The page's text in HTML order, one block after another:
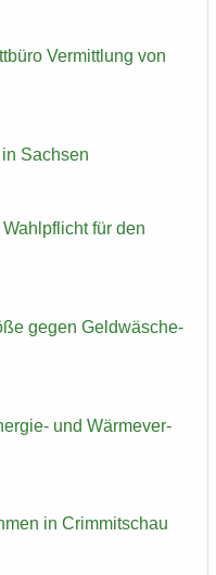
Ver­mitt­lung von
Sach­sen
für den
gegen Geld­wä­sche­
und Wär­me­ver­
in Crim­mit­schau